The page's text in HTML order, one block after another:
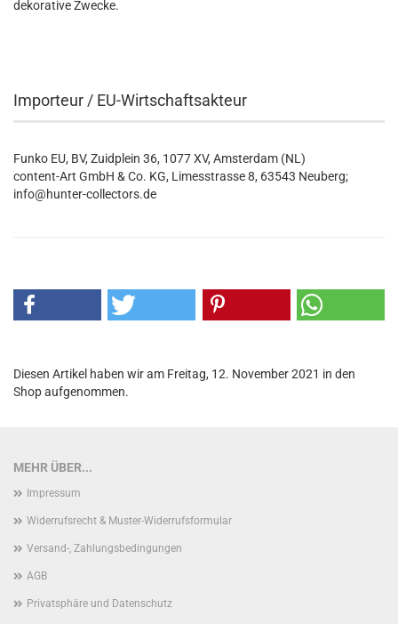
dekorative Zwecke.
Importeur / EU-Wirtschaftsakteur
Funko EU, BV, Zuidplein 36, 1077 XV, Amsterdam (NL)
content-Art GmbH & Co. KG, Limesstrasse 8, 63543 Neuberg;
info@hunter-collectors.de
Diesen Artikel haben wir am Freitag, 12. November 2021 in den
Shop aufgenommen.
MEHR ÜBER...
Impressum
Widerrufsrecht & Muster-Widerrufsformular
Versand-, Zahlungsbedingungen
AGB
Privatsphäre und Datenschutz